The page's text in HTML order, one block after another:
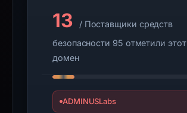
13
/ Поставщики средств
безопасности 95 отметили этот
домен
ADMINUSLabs